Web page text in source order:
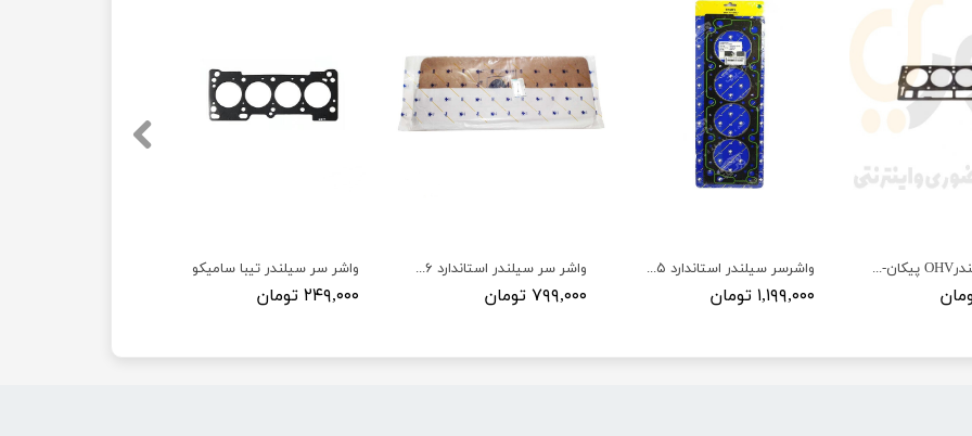
واشر سر سیلندر تیبا سامیکو
۲۴۹,۰۰۰ تومان
واشر سر سیلندر استاندارد ۲۰۶ TU3 پژو - ISACO - ایساکو
۷۹۹,۰۰۰ تومان
واشرسر سیلندر استاندارد ۴۰۵-سمند-پارس - ISACO - تملTEMEL
۱,۱۹۹,۰۰۰ تومان
واشر سرسیلندرOHV پیکان-آردی معمولی - ISACO - ایساکو آبی-گارانتی معمولی